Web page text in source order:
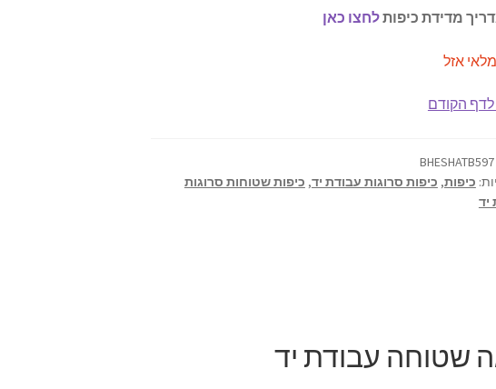
מדידת כיפותלחצו כאן
אזל
הקודם
BHESHATB597
כיפות, כיפות סרוגות עבודת יד, כיפות שטוחות סרוגות
יד
שטוחה עבודת יד